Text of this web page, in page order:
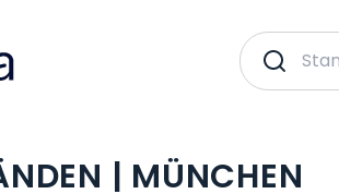
| MÜNCHEN